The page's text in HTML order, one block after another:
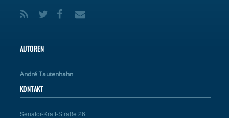
AUTOREN
André Tautenhahn
KONTAKT
Senator-Kraft-Straße 26